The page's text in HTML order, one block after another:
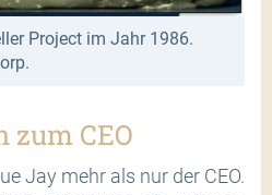
Project im Jahr 1986.
zum CEO
Jay mehr als nur der CEO.